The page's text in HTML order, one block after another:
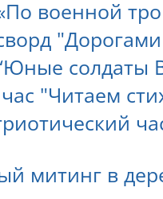
военной
солдаты
"Читаем
митинг в